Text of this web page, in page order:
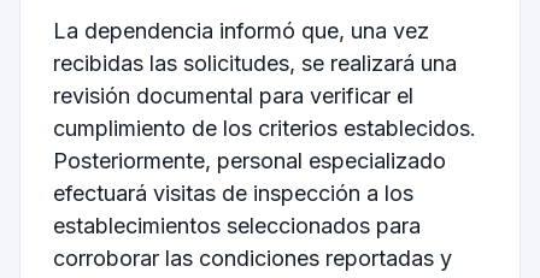
La dependencia informó que, una vez
recibidas las solicitudes, se realizará una
revisión documental para verificar el
cumplimiento de los criterios establecidos.
Posteriormente, personal especializado
efectuará visitas de inspección a los
establecimientos seleccionados para
corroborar las condiciones reportadas y